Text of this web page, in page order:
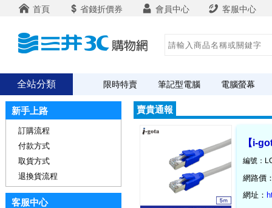
首頁 省錢折價券 會員中心 客服中心
全站分類 限時特賣 筆記型電腦 電腦螢幕
賣貴通報
【i-
編號：
網路價
網址：
新手上路
訂購流程
付款方式
取貨方式
退換貨流程
客服中心